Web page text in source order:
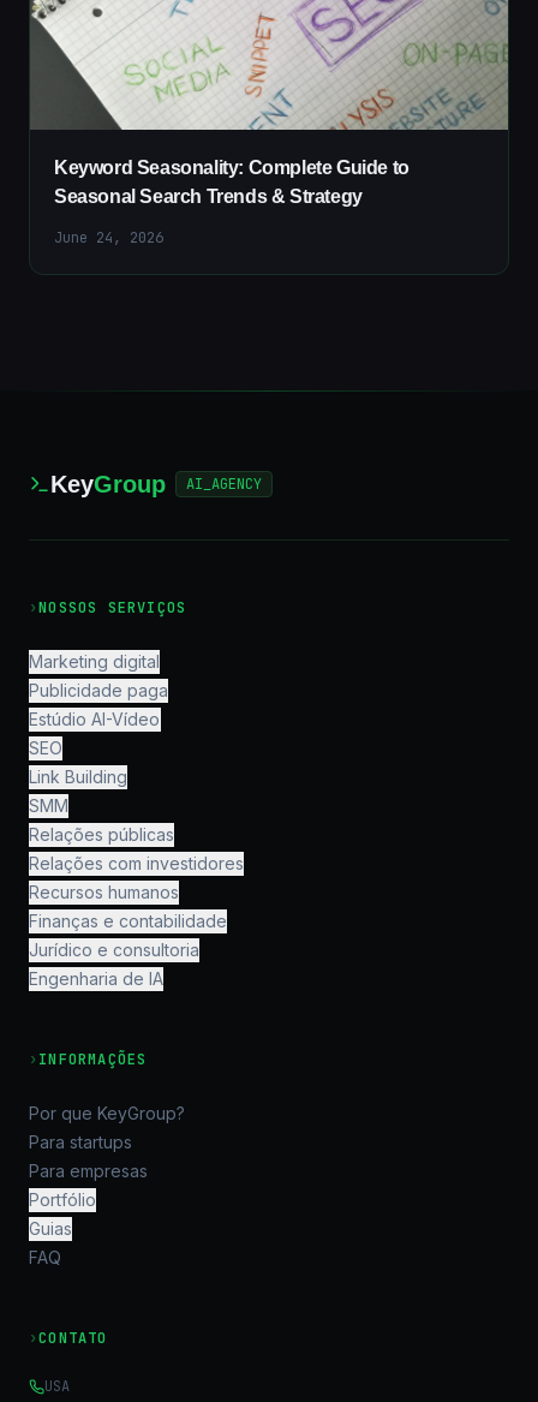
Keyword Seasonality: Complete Guide to
Seasonal Search Trends & Strategy
June 24, 2026
KeyGroup AI_AGENCY
›NOSSOS SERVIÇOS
Marketing digital
Publicidade paga
Estúdio AI-Vídeo
SEO
Link Building
SMM
Relações públicas
Relações com investidores
Recursos humanos
Finanças e contabilidade
Jurídico e consultoria
Engenharia de IA
› INFORMAÇÕES
Por que KeyGroup?
Para startups
Para empresas
Portfólio
Guias
FAQ
›CONTATO
USA